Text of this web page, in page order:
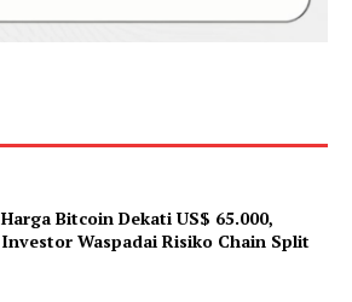
Harga Bitcoin Dekati US$ 65.000,
Investor Waspadai Risiko Chain Split